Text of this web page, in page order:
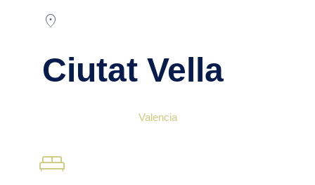
location_on
Ciutat Vella
Valencia
king_bed